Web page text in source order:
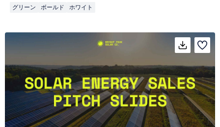
グリーン ボールド ホワイト